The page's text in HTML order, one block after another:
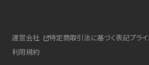
運営会社 特定商取引法に基づく表記プラ
利用規約